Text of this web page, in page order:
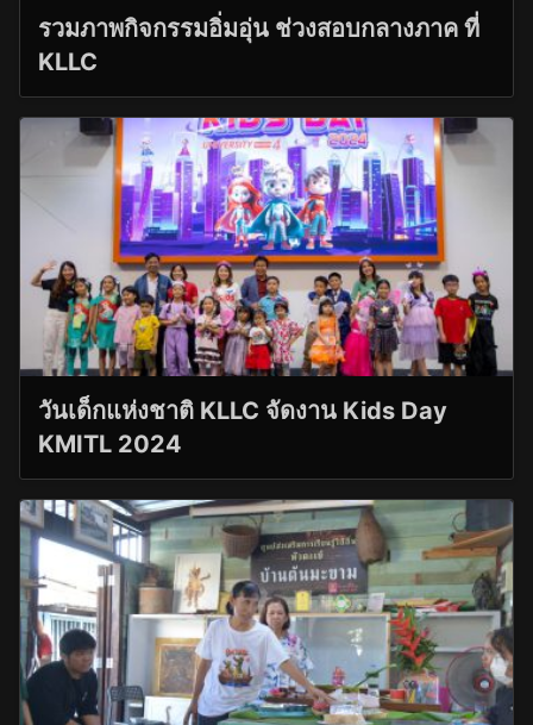
รวมภาพกิจกรรมอิ่มอุ่น ช่วงสอบกลางภาค ที่
KLLC
วันเด็กแห่งชาติ KLLC จัดงาน Kids Day
KMITL 2024